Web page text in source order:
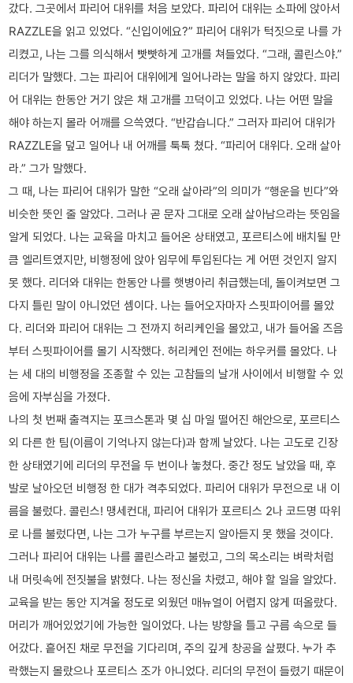
갔다. 그곳에서 파리어 대위를 처음 보았다. 파리어 대위는 소파에 앉아서
RAZZLE을 읽고 있었다. “신입이에요?” 파리어 대위가 턱짓으로 나를 가
리켰고, 나는 그를 의식해서 빳빳하게 고개를 쳐들었다. “그래, 콜린스야.”
리더가 말했다. 그는 파리어 대위에게 일어나라는 말을 하지 않았다. 파리
어 대위는 한동안 거기 앉은 채 고개를 끄덕이고 있었다. 나는 어떤 말을
해야 하는지 몰라 어깨를 으쓱였다. “반갑습니다.” 그러자 파리어 대위가
RAZZLE을 덮고 일어나 내 어깨를 툭툭 쳤다. “파리어 대위다. 오래 살아
라.” 그가 말했다.
그 때, 나는 파리어 대위가 말한 “오래 살아라”의 의미가 “행운을 빈다”와
비슷한 뜻인 줄 알았다. 그러나 곧 문자 그대로 오래 살아남으라는 뜻임을
알게 되었다. 나는 교육을 마치고 들어온 상태였고, 포르티스에 배치될 만
큼 엘리트였지만, 비행정에 앉아 임무에 투입된다는 게 어떤 것인지 알지
못 했다. 리더와 대위는 한동안 나를 햇병아리 취급했는데, 돌이켜보면 그
다지 틀린 말이 아니었던 셈이다. 나는 들어오자마자 스핏파이어를 몰았
다. 리더와 파리어 대위는 그 전까지 허리케인을 몰았고, 내가 들어올 즈음
부터 스핏파이어를 몰기 시작했다. 허리케인 전에는 하우커를 몰았다. 나
는 세 대의 비행정을 조종할 수 있는 고참들의 날개 사이에서 비행할 수 있
음에 자부심을 가졌다.
나의 첫 번째 출격지는 포크스톤과 몇 십 마일 떨어진 해안으로, 포르티스
외 다른 한 팀(이름이 기억나지 않는다)과 함께 날았다. 나는 고도로 긴장
한 상태였기에 리더의 무전을 두 번이나 놓쳤다. 중간 정도 날았을 때, 후
발로 날아오던 비행정 한 대가 격추되었다. 파리어 대위가 무전으로 내 이
름을 불렀다. 콜린스! 맹세컨대, 파리어 대위가 포르티스 2나 코드명 따위
로 나를 불렀다면, 나는 그가 누구를 부르는지 알아듣지 못 했을 것이다.
그러나 파리어 대위는 나를 콜린스라고 불렀고, 그의 목소리는 벼락처럼
내 머릿속에 전짓불을 밝혔다. 나는 정신을 차렸고, 해야 할 일을 알았다.
교육을 받는 동안 지겨울 정도로 외웠던 매뉴얼이 어렵지 않게 떠올랐다.
머리가 깨어있었기에 가능한 일이었다. 나는 방향을 틀고 구름 속으로 들
어갔다. 흩어진 채로 무전을 기다리며, 주의 깊게 창공을 살폈다. 누가 추
락했는지 몰랐으나 포르티스 조가 아니었다. 리더의 무전이 들렸기 때문이